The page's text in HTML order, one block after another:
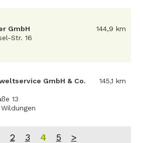
GmbH
Str. 16
144,9 km
GmbH & Co.
13
145,1 km
2 3 4 5 >